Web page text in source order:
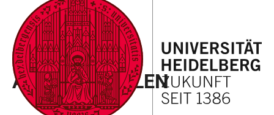
LINKS
ZUR
BARRIEREFREIHEIT
ZUM
HAUPTINHALT
HAUPTNAVIGATION
ÖFFNEN
WEBSEITENSUCHE
ÖFFNEN
CAMPUS KOMPASS
ANLAUFSTELLEN